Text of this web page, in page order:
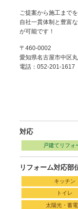
ご提案から施工まで
自社一貫体制と豊富
が可能です！
〒460-0002
愛知県名古屋市中区
電話：052-201-
対応
戸建てリフォ
リフォーム対応部
キッチン
トイレ
太陽光・蓄